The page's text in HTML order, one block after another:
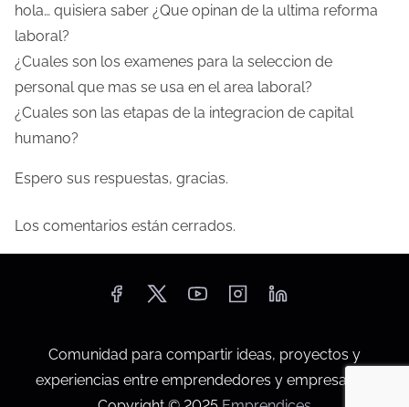
i
ó
n
d
e
hola… quisiera saber ¿Que opinan de la ultima reforma
laboral?
¿Cuales son los examenes para la seleccion de
personal que mas se usa en el area laboral?
¿Cuales son las etapas de la integracion de capital
humano?
Espero sus respuestas, gracias.
Los comentarios están cerrados.
Comunidad para compartir ideas, proyectos y
experiencias entre emprendedores y empresarios.